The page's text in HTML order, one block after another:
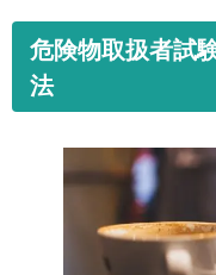
危険物取扱者試
法